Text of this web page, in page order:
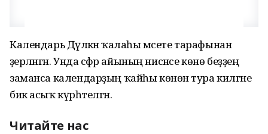
Календарь Дәүләкән ҡалаһы мәсете тарафынан
әҙерләнгән. Унда сәфәр айының нисәнсе көнө беҙҙең
заманса календарҙың ҡайһы көнөнә тура килгәне
бик асыҡ күрһәтелгән.
Читайте нас